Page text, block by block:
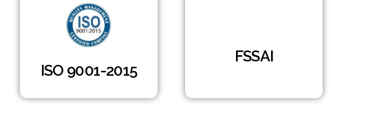
ISO 9001-2015
FSSAI